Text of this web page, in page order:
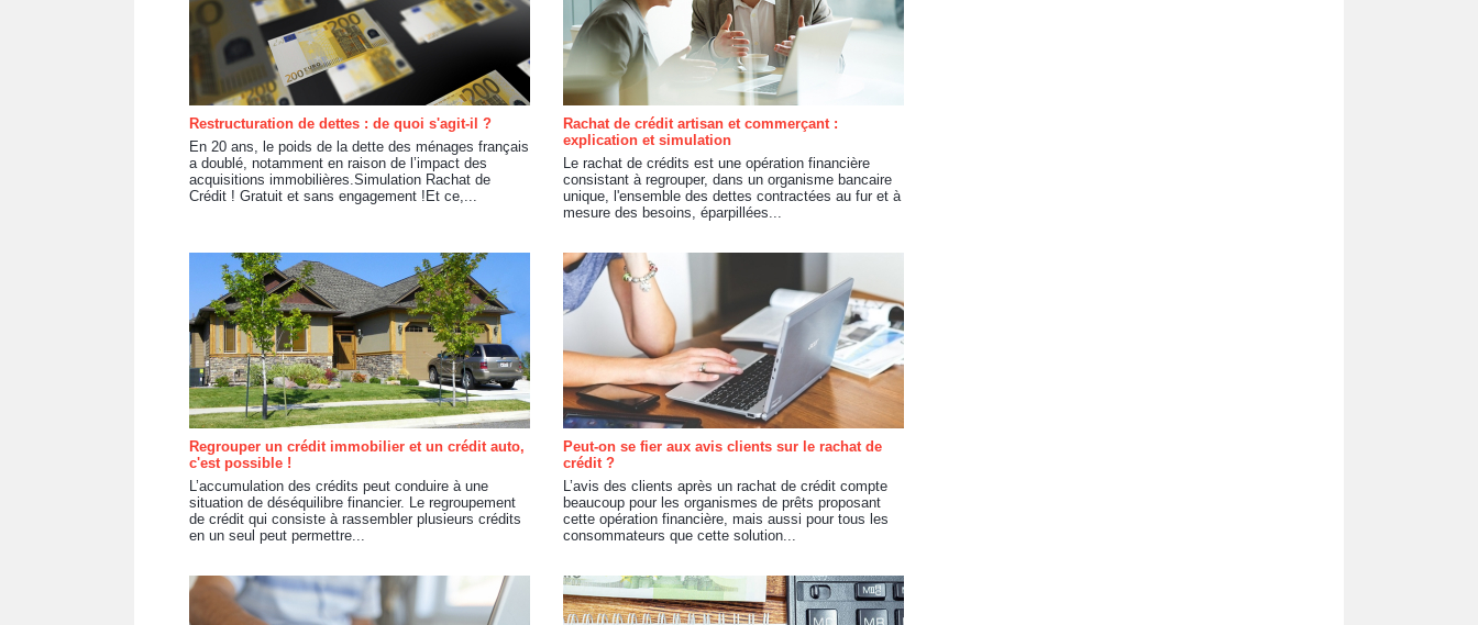
Restructuration de dettes : de quoi s'agit-il ?
En 20 ans, le poids de la dette des ménages français
a doublé, notamment en raison de l’impact des
acquisitions immobilières.Simulation Rachat de
Crédit ! Gratuit et sans engagement !Et ce,...
Rachat de crédit artisan et commerçant :
explication et simulation
Le rachat de crédits est une opération financière
consistant à regrouper, dans un organisme bancaire
unique, l'ensemble des dettes contractées au fur et à
mesure des besoins, éparpillées...
Regrouper un crédit immobilier et un crédit auto,
c'est possible !
L’accumulation des crédits peut conduire à une
situation de déséquilibre financier. Le regroupement
de crédit qui consiste à rassembler plusieurs crédits
en un seul peut permettre...
Peut-on se fier aux avis clients sur le rachat de
crédit ?
L’avis des clients après un rachat de crédit compte
beaucoup pour les organismes de prêts proposant
cette opération financière, mais aussi pour tous les
consommateurs que cette solution...